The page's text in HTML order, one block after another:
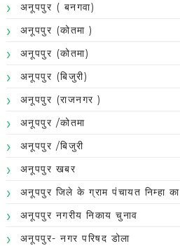
अनूपपुर ( बनगवा)
अनूपपुर (कोतमा )
अनूपपुर (कोतमा)
अनूपपुर (बिजुरी)
अनूपपुर (राजनगर )
अनूपपुर /कोतमा
अनूपपुर /बिजुरी
अनूपपुर खबर
अनूपपुर जिले के ग्राम पंचायत निम्हा का
अनूपपुर नगरीय निकाय चुनाव
अनूपपुर- नगर परिषद डोला